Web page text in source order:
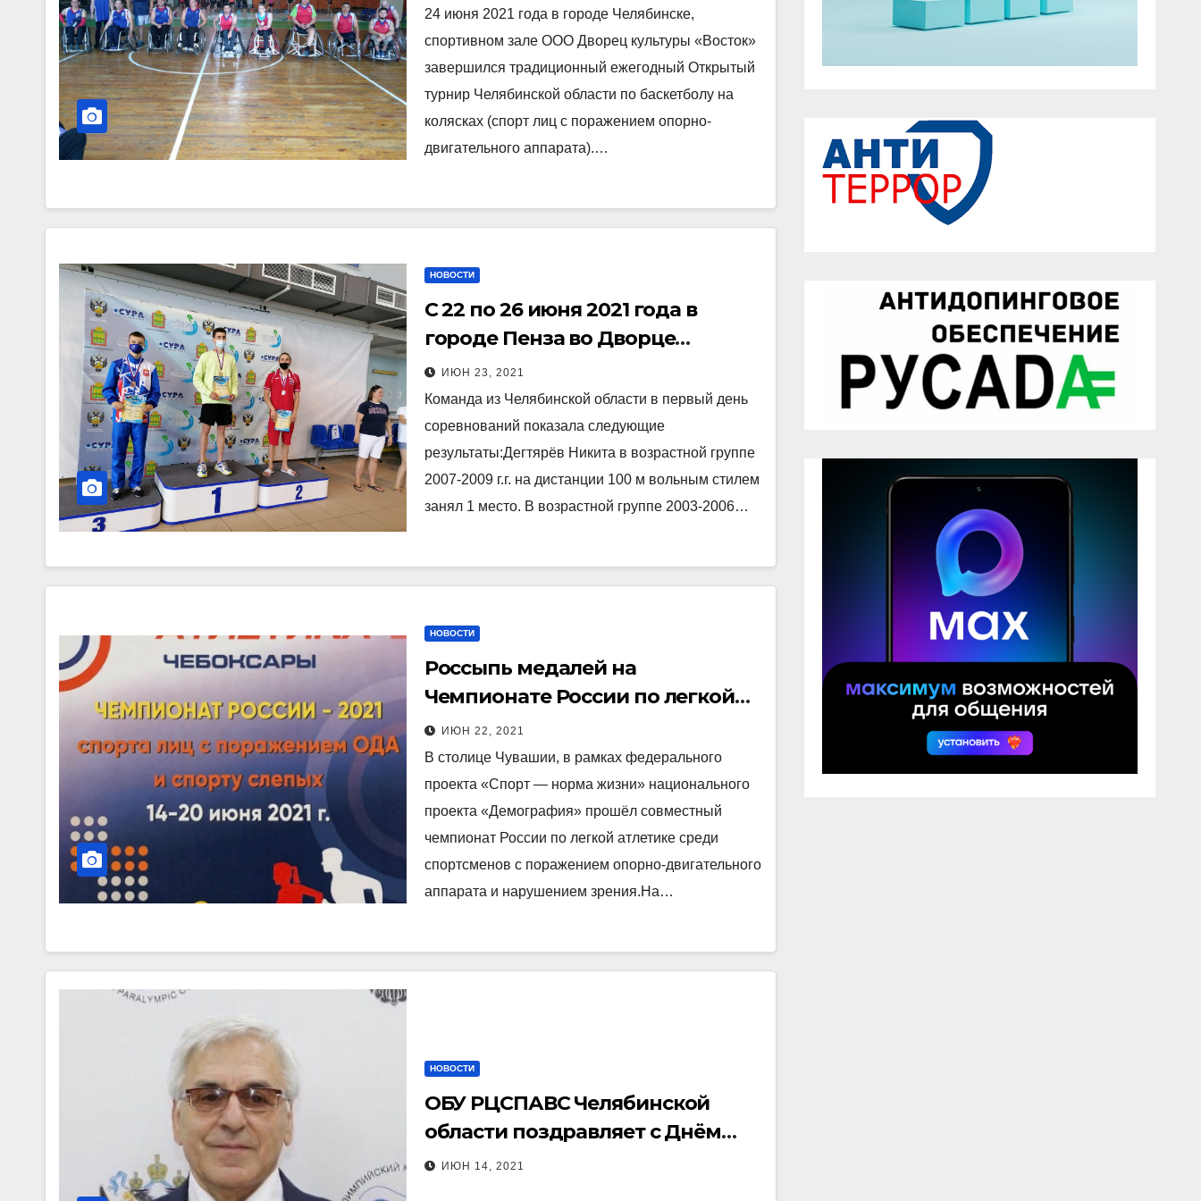
24 июня 2021 года в городе Челябинске,
спортивном зале ООО Дворец культуры «Восток»
завершился традиционный ежегодный Открытый
турнир Челябинской области по баскетболу на
колясках (спорт лиц с поражением опорно-
двигательного аппарата).…
НОВОСТИ
С 22 по 26 июня 2021 года в
городе Пенза во Дворце
водного спорта «Сура»
проходит Кубок России по
спорту глухих (плавание). В
соревнованиях принимают
участие спортсмены из 25
регионов.
ИЮН 23, 2021
Команда из Челябинской области в первый день
соревнований показала следующие
результаты:Дегтярёв Никита в возрастной группе
2007-2009 г.г. на дистанции 100 м вольным стилем
занял 1 место. В возрастной группе 2003-2006…
НОВОСТИ
Россыпь медалей на
Чемпионате России по легкой
атлетике среди лиц с ПОДА и
нарушением зрения
ИЮН 22, 2021
В столице Чувашии, в рамках федерального
проекта «Спорт — норма жизни» национального
проекта «Демография» прошёл совместный
чемпионат России по легкой атлетике среди
спортсменов с поражением опорно-двигательного
аппарата и нарушением зрения.На…
НОВОСТИ
ОБУ РЦСПАВС Челябинской
области поздравляет с Днём
Рождения Халабова Анатолия
ИЮН 14, 2021